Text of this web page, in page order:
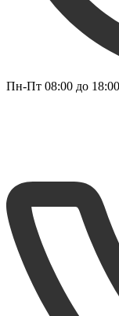
Пн-Пт 08:00 до